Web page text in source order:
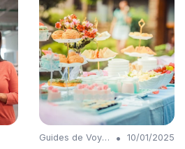
Guides de Voyage •
10/01/2025